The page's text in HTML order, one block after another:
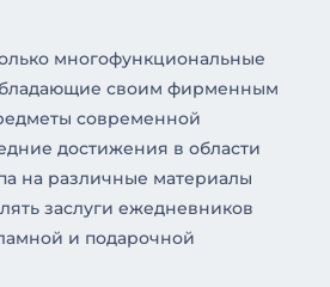
многофункциональные
своим фирменным
современной
достижения в области
на различные материалы
заслуги ежедневников
и подарочной